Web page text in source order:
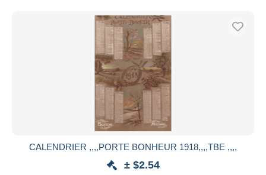
CALENDRIER ,,,,PORTE BONHEUR 1918,,,,TBE ,,,,
± $2.54